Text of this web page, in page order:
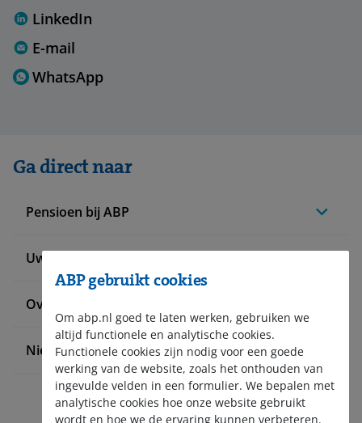
LinkedIn
E-mail
WhatsApp
Ga direct naar
Pensioen bij ABP
Uw situatie verandert
Over ABP
Nieuws en pers
ABP gebruikt cookies
Om abp.nl goed te laten werken, gebruiken we
altijd functionele en analytische cookies.
Functionele cookies zijn nodig voor een goede
werking van de website, zoals het onthouden van
ingevulde velden in een formulier. We bepalen met
analytische cookies hoe onze website gebruikt
wordt en hoe we de ervaring kunnen verbeteren.